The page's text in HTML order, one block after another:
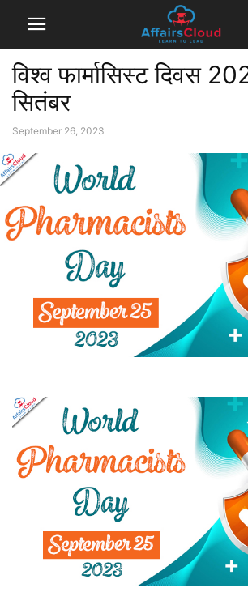
विश्व फार्मासिस्ट दिवस
सितंबर
September 26, 2023